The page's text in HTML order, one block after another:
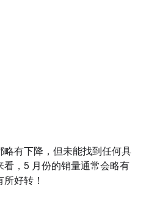
略有下降，但未能找到任何具
，5 月份的销量通常会略有
好转！